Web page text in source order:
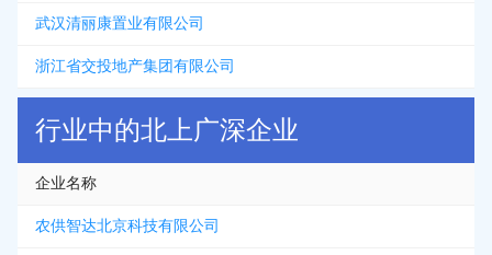
武汉清丽康置业有限公司
浙江省交投地产集团有限公司
行业中的北上广深企业
企业名称
农供智达北京科技有限公司